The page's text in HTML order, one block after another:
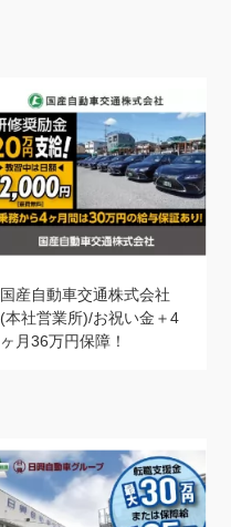
国産自動車交通株式会社
(本社営業所)/お祝い金＋4
ヶ月36万円保障！